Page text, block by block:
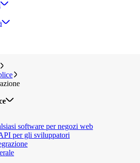
software per negozi web
per gli sviluppatori